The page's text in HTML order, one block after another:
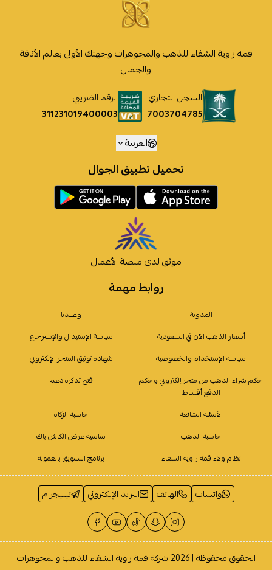
روابط مهمة
المدونة
وعـــدنا
أسعار الذهب الآن في السعودية
سياسة الإستبدال والإسترجاع
سياسة الإستخدام والخصوصية
شهادة توثيق المتجر الإلكتروني
حكم شراء الذهب من متجر إلكتروني وحكم
الدفع أقساط
فتح تذكرة دعم
الأسئلة الشائعة
حاسبة الزكاة
حاسبة الذهب
ساسية عرض الكاش باك
نظام ولاء قمة زاوية الشفاء
برنامج التسويق بالعمولة
قمة زاوية الشفاء للذهب والمجوهرات وجهتك الأولى بعالم الأناقة
والجمال
السجل التجاري
7003704785
الرقم الضريبي
311231019400003
العربية
تحميل تطبيق الجوال
موثق لدى منصة الأعمال
واتساب الهاتف البريد الإلكتروني تيليجرام
الحقوق محفوظة | 2026 شركة قمة زاوية الشفاء للذهب والمجوهرات